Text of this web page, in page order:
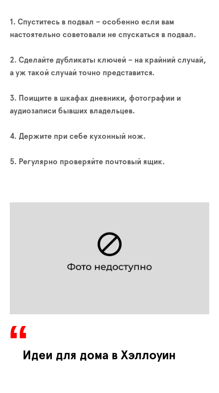
1. Спуститесь в подвал – особенно если вам
настоятельно советовали не спускаться в подвал.
2. Сделайте дубликаты ключей – на крайний случай,
а уж такой случай точно представится.
3. Поищите в шкафах дневники, фотографии и
аудиозаписи бывших владельцев.
4. Держите при себе кухонный нож.
5. Регулярно проверяйте почтовый ящик.
Идеи для дома в Хэллоуин